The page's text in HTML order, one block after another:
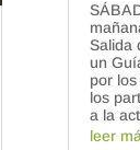
Salida
un
por
los
a la
leer